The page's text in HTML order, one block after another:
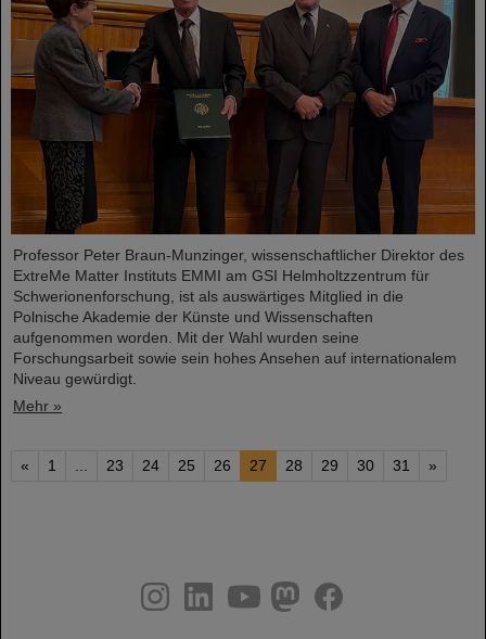
Professor Peter Braun-Munzinger, wissenschaftlicher Direktor des
ExtreMe Matter Instituts EMMI am GSI Helmholtzzentrum für
Schwerionenforschung, ist als auswärtiges Mitglied in die
Polnische Akademie der Künste und Wissenschaften
aufgenommen worden. Mit der Wahl wurden seine
Forschungsarbeit sowie sein hohes Ansehen auf internationalem
Niveau gewürdigt.
Mehr »
« 1 ... 23 24 25 26 27 28 29 30 31 »
youtube
helmholtz.social
facebook